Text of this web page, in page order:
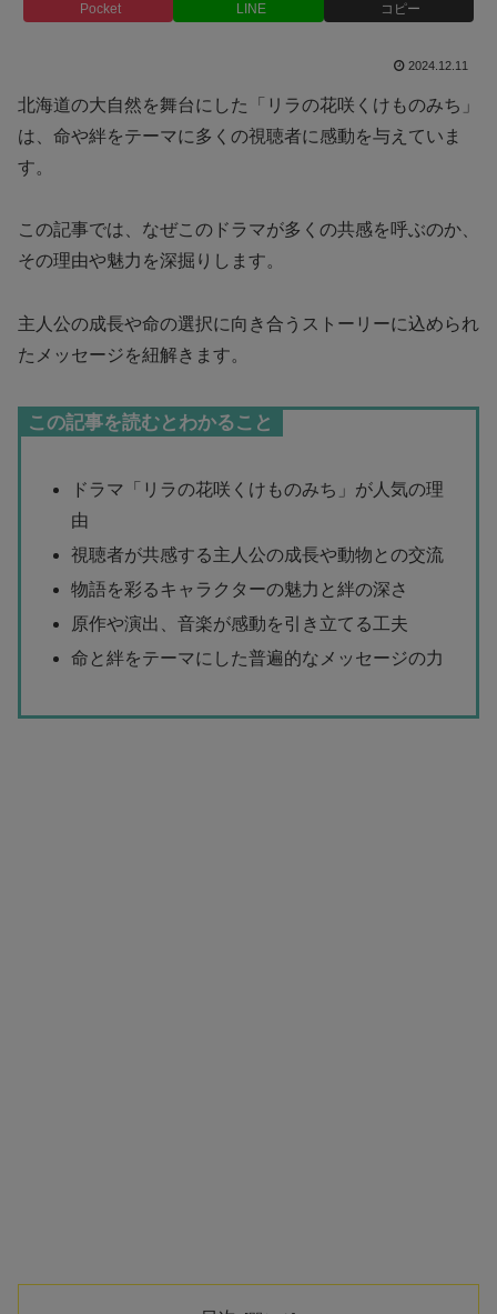
Pocket LINE コピー
2024.12.11
北海道の大自然を舞台にした「リラの花咲くけものみち」
は、命や絆をテーマに多くの視聴者に感動を与えていま
す。
この記事では、なぜこのドラマが多くの共感を呼ぶのか、
その理由や魅力を深掘りします。
主人公の成長や命の選択に向き合うストーリーに込められ
たメッセージを紐解きます。
この記事を読むとわかること
ドラマ「リラの花咲くけものみち」が人気の理
由
視聴者が共感する主人公の成長や動物との交流
物語を彩るキャラクターの魅力と絆の深さ
原作や演出、音楽が感動を引き立てる工夫
命と絆をテーマにした普遍的なメッセージの力